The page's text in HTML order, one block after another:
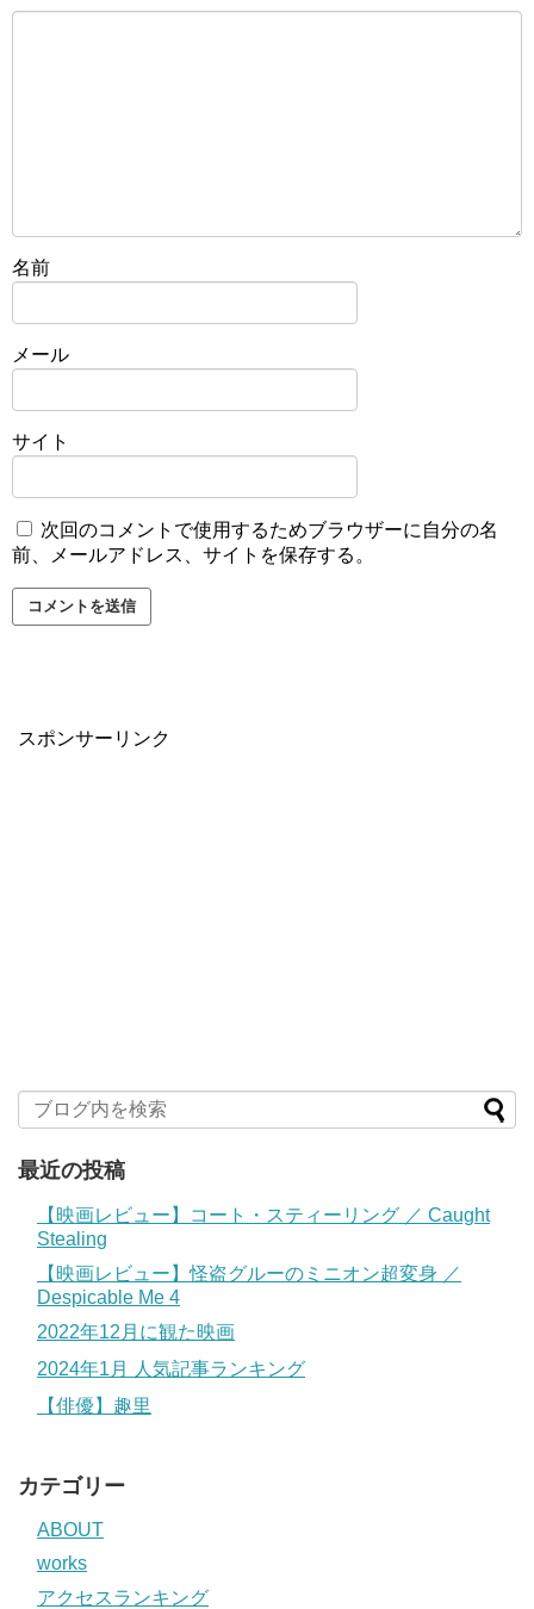
名前
メール
サイト
次回のコメントで使用するためブラウザーに自分の名
前、メールアドレス、サイトを保存する。
スポンサーリンク
最近の投稿
【映画レビュー】コート・スティーリング ／ Caught
Stealing
【映画レビュー】怪盗グルーのミニオン超変身 ／
Despicable Me 4
2022年12月に観た映画
2024年1月 人気記事ランキング
【俳優】趣里
カテゴリー
ABOUT
works
アクセスランキング